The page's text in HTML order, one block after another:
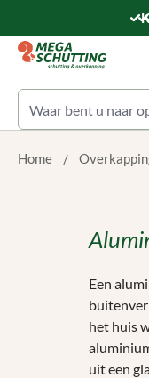
Ga naar de
Home
Een
het huis
uit een